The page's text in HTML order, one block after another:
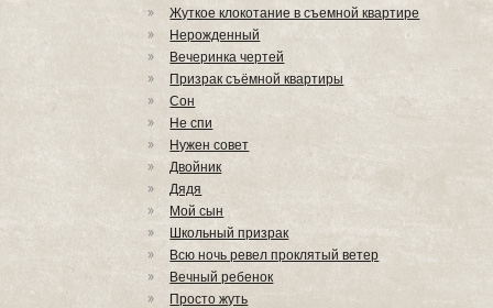
Жуткое клокотание в съемной квартире
Нерожденный
Вечеринка чертей
Призрак съёмной квартиры
Сон
Не спи
Нужен совет
Двойник
Дядя
Мой сын
Школьный призрак
Всю ночь ревел проклятый ветер
Вечный ребенок
Просто жуть